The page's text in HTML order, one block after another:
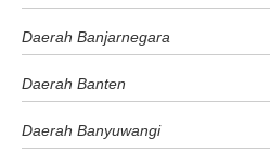
Daerah Banjarnegara
Daerah Banten
Daerah Banyuwangi